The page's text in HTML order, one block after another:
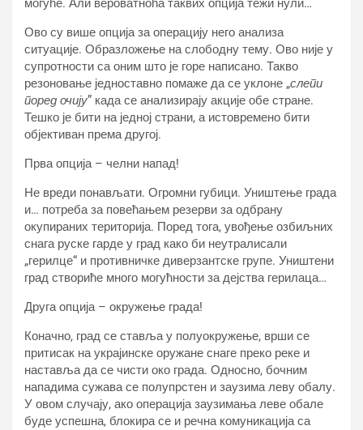
могуће. Али вероватноћа таквих опција тежи нули…
Ово су више опција за операцију него анализа
ситуације. Образложење на слободну тему. Ово није у
супротности са оним што је горе написано. Такво
резоновање једноставно помаже да се уклоне „слепи
поред очију” када се анализирају акције обе стране.
Тешко је бити на једној страни, а истовремено бити
објективан према другој.
Прва опција – челни напад!
Не вреди понављати. Огромни губици. Уништење града
и… потреба за повећањем резерви за одбрану
окупираних територија. Поред тога, увођење озбиљних
снага руске гарде у град како би неутралисали
„герилце“ и противничке диверзантске групе. Уништени
град створиће много могућности за дејства герилаца…
Друга опција – окружење града!
Коначно, град се ставља у полуокружење, врши се
притисак на украјинске оружане снаге преко реке и
наставља да се чисти око града. Односно, бочним
нападима сужава се полупрстен и заузима леву обалу.
У овом случају, ако операција заузимања леве обале
буде успешна, блокира се и речна комуникација са